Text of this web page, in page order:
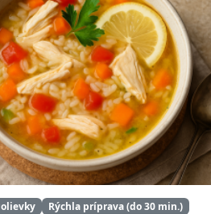
Rýchla príprava (do 30 min.)